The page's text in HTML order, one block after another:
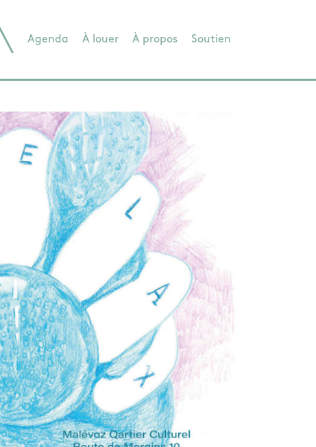
Agenda À louer À propos Soutien